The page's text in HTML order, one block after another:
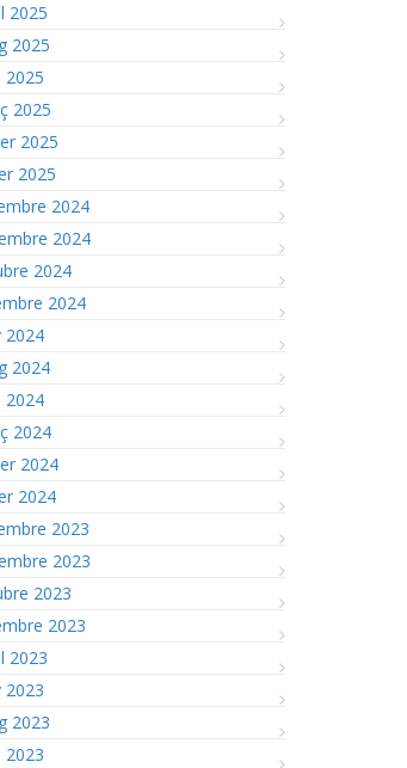
2025
2025
2025
2025
2025
2025
2024
2024
2024
2024
2024
2024
2024
2024
2024
2024
2023
2023
2023
2023
2023
2023
2023
2023